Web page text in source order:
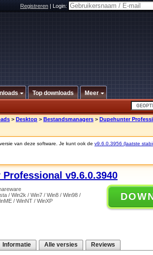
Registreren|Login:
Top downloads Meer
> Desktop > Bestandsmanagers > Dupehunter
van deze software. Je kunt ook de v9.6.0.3956 (laatste
Professional v9.6.0.3940
/ Win2k / Win7 / Win8 / Win98 /
/ WinNT / WinXP
Informatie Alle versies Reviews